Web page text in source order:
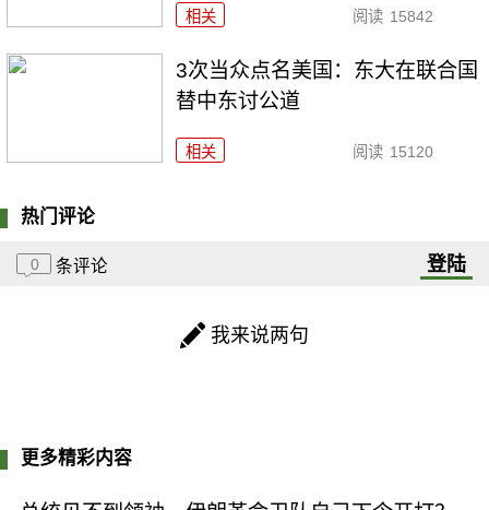
相关 阅读 15842
3次当众点名美国：东大在联合国
替中东讨公道
相关 阅读 15120
热门评论
0 条评论 登陆
我来说两句
更多精彩内容